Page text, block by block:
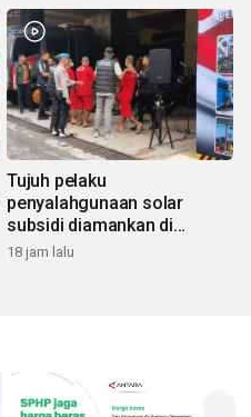
Tujuh pelaku
penyalahgunaan solar
subsidi diamankan di
Sumbar
18 jam lalu